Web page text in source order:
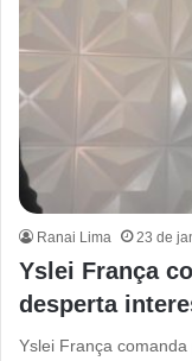
Ranai Lima 23 de
Yslei França
desperta
Yslei França